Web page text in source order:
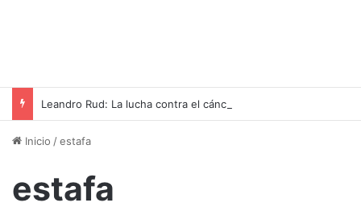
Inicio /estafa
estafa